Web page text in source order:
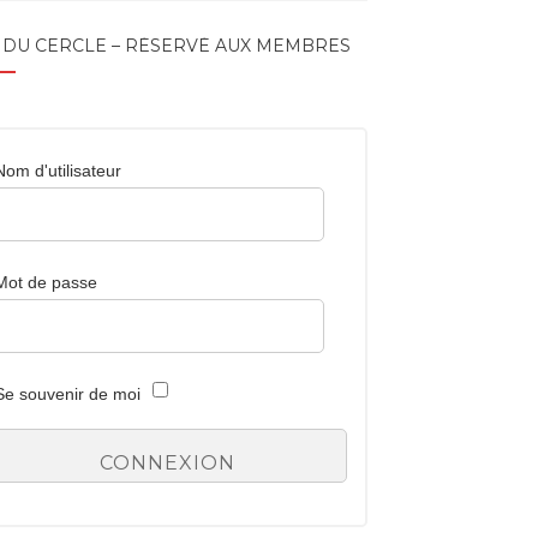
CERCLE – RÉSERVÉ AUX MEMBRES
d'utilisateur
de passe
souvenir de moi